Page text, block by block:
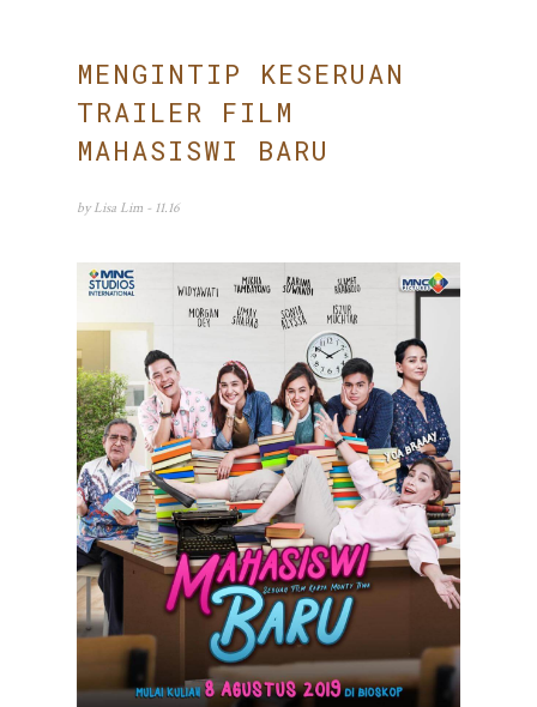
MENGINTIP KESERUAN
TRAILER FILM
MAHASISWI BARU
by Lisa Lim - 11.16